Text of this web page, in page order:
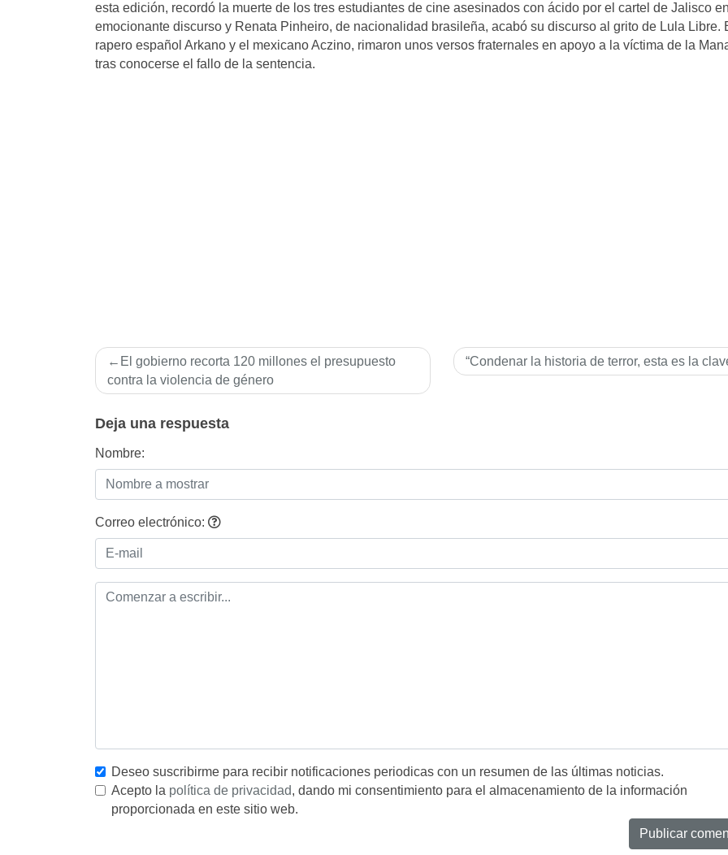
esta edición, recordó la muerte de los tres estudiantes de cine asesinados con ácido por el cartel de Jalisco
emocionante discurso y Renata Pinheiro, de nacionalidad brasileña, acabó su discurso al grito de Lula Libre.
rapero español Arkano y el mexicano Aczino, rimaron unos versos fraternales en apoyo a la víctima de la
tras conocerse el fallo de la sentencia.
Navegación
de
El gobierno recorta 120 millones el presupuesto
contra la violencia de género
“Condenar la historia de terror, esta es la
Deja una respuesta
Nombre:
Correo electrónico:
Deseo suscribirme para recibir notificaciones periodicas con un resumen de las últimas noticias.
Acepto la política de privacidad, dando mi consentimiento para el almacenamiento de la información
proporcionada en este sitio web.